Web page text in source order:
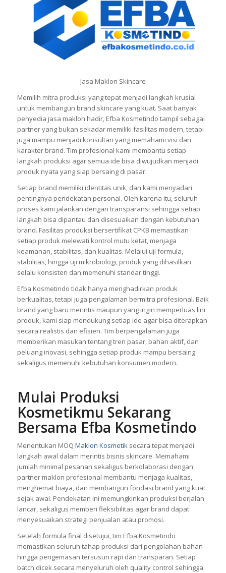
Jasa Maklon Skincare
Memilih mitra produksi yang tepat menjadi langkah krusial
untuk membangun brand skincare yang kuat. Saat banyak
penyedia jasa maklon hadir, Efba Kosmetindo tampil sebagai
partner yang bukan sekadar memiliki fasilitas modern, tetapi
juga mampu menjadi konsultan yang memahami visi dan
karakter brand. Tim profesional kami membantu setiap
langkah produksi agar semua ide bisa diwujudkan menjadi
produk nyata yang siap bersaing di pasar.
Setiap brand memiliki identitas unik, dan kami menyadari
pentingnya pendekatan personal. Oleh karena itu, seluruh
proses kami jalankan dengan transparansi sehingga setiap
langkah bisa dipantau dan disesuaikan dengan kebutuhan
brand. Fasilitas produksi bersertifikat CPKB memastikan
setiap produk melewati kontrol mutu ketat, menjaga
keamanan, stabilitas, dan kualitas. Melalui uji formula,
stabilitas, hingga uji mikrobiologi, produk yang dihasilkan
selalu konsisten dan memenuhi standar tinggi.
Efba Kosmetindo tidak hanya menghadirkan produk
berkualitas, tetapi juga pengalaman bermitra profesional. Baik
brand yang baru merintis maupun yang ingin memperluas lini
produk, kami siap mendukung setiap ide agar bisa diterapkan
secara realistis dan efisien. Tim berpengalaman juga
memberikan masukan tentang tren pasar, bahan aktif, dan
peluang inovasi, sehingga setiap produk mampu bersaing
sekaligus memenuhi kebutuhan konsumen modern.
Mulai Produksi
Kosmetikmu Sekarang
Bersama Efba Kosmetindo
Menentukan MOQ Maklon Kosmetik secara tepat menjadi
langkah awal dalam merintis bisnis skincare. Memahami
jumlah minimal pesanan sekaligus berkolaborasi dengan
partner maklon profesional membantu menjaga kualitas,
menghemat biaya, dan membangun fondasi brand yang kuat
sejak awal. Pendekatan ini memungkinkan produksi berjalan
lancar, sekaligus memberi fleksibilitas agar brand dapat
menyesuaikan strategi penjualan atau promosi.
Setelah formula final disetujui, tim Efba Kosmetindo
memastikan seluruh tahap produksi dari pengolahan bahan
hingga pengemasan tersusun rapi dan transparan. Setiap
batch dicek secara menyeluruh oleh quality control sehingga